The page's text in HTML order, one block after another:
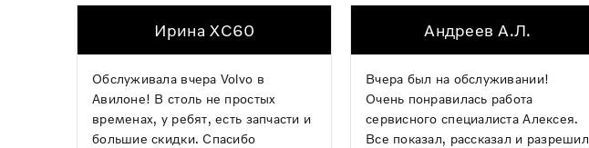
Ирина XC60
Обслуживала вчера Volvo в
Авилоне! В столь не простых
временах, у ребят, есть запчасти и
большие скидки. Спасибо
Андреев А.Л.
Вчера был на обслуживании!
Очень понравилась работа
сервисного специалиста Алексея.
Все показал, рассказал и разрешил